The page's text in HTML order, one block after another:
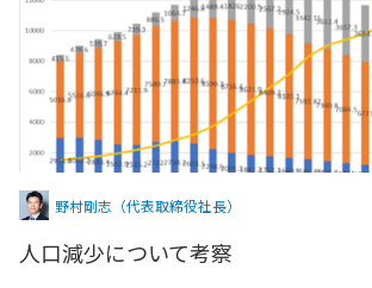
野村剛志（代表取締役社長）
人口減少について考察